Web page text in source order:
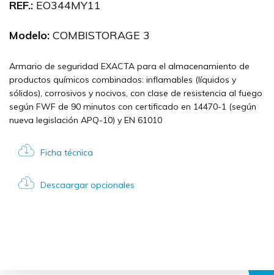
REF.: EO344MY11
Modelo: COMBISTORAGE 3
Armario de seguridad EXACTA para el almacenamiento de
productos químicos combinados: inflamables (líquidos y
sólidos), corrosivos y nocivos, con clase de resistencia al fuego
según FWF de 90 minutos con certificado en 14470-1 (según
nueva legislación APQ-10) y EN 61010
Ficha técnica
Descaargar opcionales